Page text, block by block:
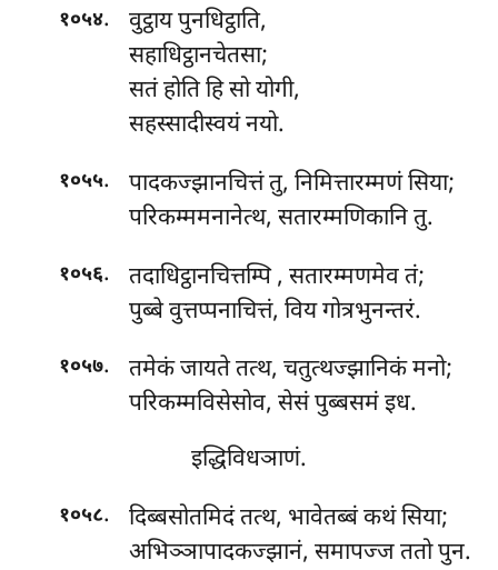
१०५४.
वुट्ठाय पुनधिट्ठाति,
सहाधिट्ठानचेतसा;
सतं होति हि सो योगी,
सहस्सादीस्वयं नयो.
१०५५.
पादकज्झानचित्तं तु, निमित्तारम्मणं सिया;
परिकम्ममनानेत्थ, सतारम्मणिकानि तु.
१०५६. तदाधिट्ठानचित्तम्पि, सतारम्मणमेव तं;
पुब्बे वुत्तप्पनाचित्तं, विय गोत्रभुनन्तरं.
१०५७. तमेकंजायते तत्थ, चतुत्थज्झानिकं मनो;
परिकम्मविसेसोव, सेसं पुब्बसमं इध.
इद्धिविधञाणं.
१०५८. दिब्बसोतमिदंतत्थ, भावेतब्बं कथं सिया;
अभिञ्ञापादकज्झानं, समापज्ज ततो पुन.